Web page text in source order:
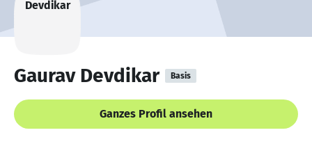
Gaurav Devdikar Basis
Ganzes Profil ansehen